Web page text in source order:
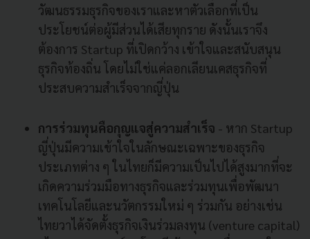
วัฒนธรรมธุรกิจของเราและหาตัวเลือกที่เป็น
ประโยชน์ต่อผู้มีส่วนได้เสียทุกราย ดังนั้นเราจึง
ต้องการ Startup ที่เปิดกว้าง เข้าใจและสนับสนุน
ธุรกิจท้องถิ่น โดยไม่ใช่แค่ลอกเลียนเคสธุรกิจที่
ประสบความสำเร็จจากญี่ปุ่น
การร่วมทุนคือกุญแจสู่ความสำเร็จ - หาก Startup
ญี่ปุ่นมีความเข้าใจในลักษณะเฉพาะของธุรกิจ
ประเภทต่าง ๆ ในไทยก็มีความเป็นไปได้สูงมากที่จะ
เกิดความร่วมมือทางธุรกิจและร่วมทุนเพื่อพัฒนา
เทคโนโลยีและนวัตกรรมใหม่ ๆ ร่วมกัน อย่างเช่น
ไทยวาได้จัดตั้งธุรกิจเงินร่วมลงทุน (venture capital)